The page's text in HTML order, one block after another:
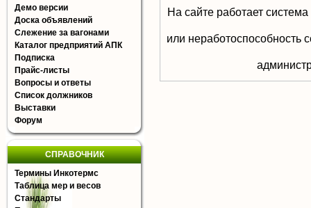
Демо версии
Доска объявлений
Слежение за вагонами
Каталог предприятий АПК
Подписка
Прайс-листы
Вопросы и ответы
Список должников
Выставки
Форум
СПРАВОЧНИК
Термины Инкотермс
Таблица мер и весов
Стандарты
На сайте работает
или неработоспособность